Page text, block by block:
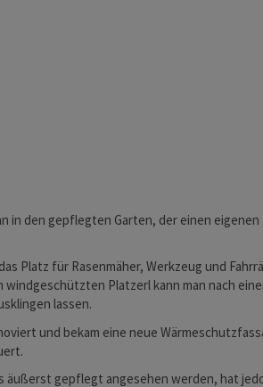
in den gepflegten Garten, der einen
Platz für Rasenmäher, Werkzeug und
Platzerl kann man nach
lassen.
und bekam eine neue
äußerst gepflegt angesehen werden, hat